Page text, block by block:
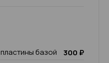
базой
300 ₽